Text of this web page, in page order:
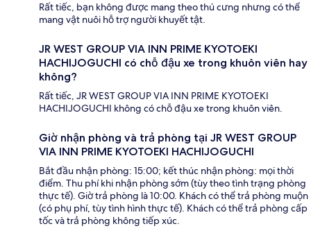
Rất tiếc, bạn không được mang theo thú cưng nhưng có thể
mang vật nuôi hỗ trợ người khuyết tật.
JR WEST GROUP VIA INN PRIME KYOTOEKI
HACHIJOGUCHI có chỗ đậu xe trong khuôn viên hay
không?
Rất tiếc, JR WEST GROUP VIA INN PRIME KYOTOEKI
HACHIJOGUCHI không có chỗ đậu xe trong khuôn viên.
Giờ nhận phòng và trả phòng tại JR WEST GROUP
VIA INN PRIME KYOTOEKI HACHIJOGUCHI
Bắt đầu nhận phòng: 15:00; kết thúc nhận phòng: mọi thời
điểm. Thu phí khi nhận phòng sớm (tùy theo tình trạng phòng
thực tế). Giờ trả phòng là 10:00. Khách có thể trả phòng muộn
(có phụ phí, tùy tình hình thực tế). Khách có thể trả phòng cấp
tốc và trả phòng không tiếp xúc.